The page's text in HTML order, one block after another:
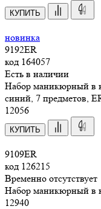
КУПИТЬ
новинка
9192ER
код 164057
Есть в наличии
Набор маникюрный в
синий, 7 предметов,
12056
КУПИТЬ
9109ER
код 126215
Временно отсутствует
Набор маникюрный в
12940